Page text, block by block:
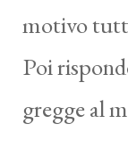
motivo
Poi
gregge al